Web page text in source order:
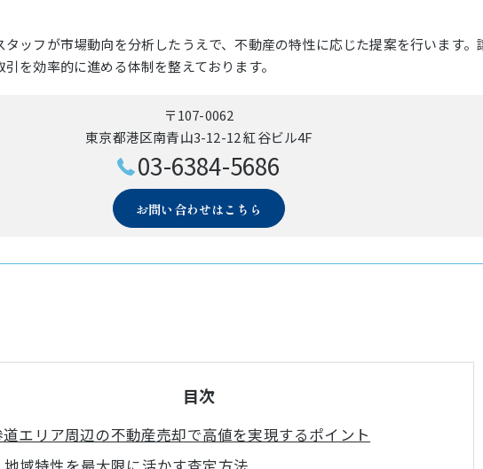
ッフが市場動向を分析したうえで、不動産の特性に応じた提案を行います
を効率的に進める体制を整えております。
〒107-0062
東京都港区南青山3-12-12 紅谷ビル4F
03-6384-5686
お問い合わせはこちら
目次
エリア周辺の不動産売却で高値を実現するポイント